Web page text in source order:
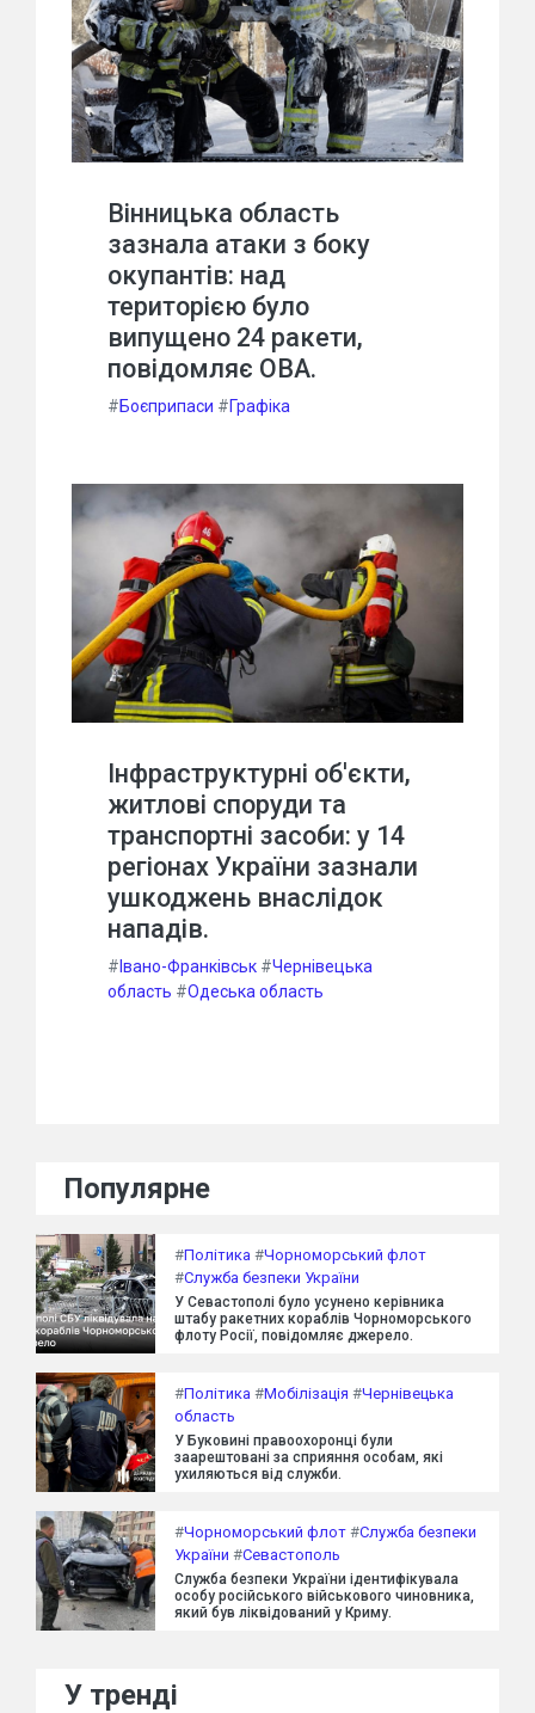
Вінницька область
зазнала атаки з боку
окупантів: над
територією було
випущено 24 ракети,
повідомляє ОВА.
#Боєприпаси #Графіка
Інфраструктурні об'єкти,
житлові споруди та
транспортні засоби: у 14
регіонах України зазнали
ушкоджень внаслідок
нападів.
# Івано-Франківськ #Чернівецька
область #Одеська область
Популярне
#Політика #Чорноморський флот
#Служба безпеки України
У Севастополі було усунено керівника
штабу ракетних кораблів Чорноморського
флоту Росії, повідомляє джерело.
#Політика #Мобілізація #Чернівецька
область
У Буковині правоохоронці були
заарештовані за сприяння особам, які
ухиляються від служби.
#Чорноморський флот #Служба безпеки
України #Севастополь
Служба безпеки України ідентифікувала
особу російського військового чиновника,
який був ліквідований у Криму.
У тренді